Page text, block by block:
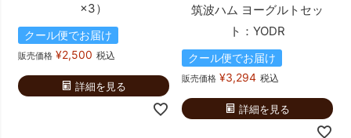
×3）
クール便でお届け
販売価格 ¥2,500 税込
詳細を見る
筑波ハム ヨーグルトセッ
ト：YODR
クール便でお届け
販売価格 ¥3,294 税込
詳細を見る